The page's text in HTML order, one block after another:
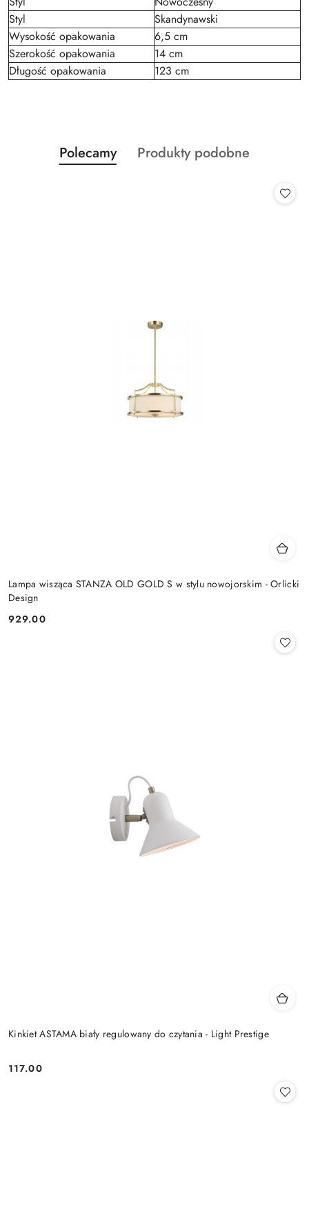
Styl
Skandynawski
Wysokość opakowania
6,5 cm
Szerokość opakowania
14 cm
Długość opakowania
123 cm
Pomiń karuzelę produktów
Produkty
o
Polecamy
Produkty
Produkty podobne
Lampa wisząca STANZA OLD GOLD S w stylu nowojorskim - Orlicki
Design
Cena:
929.00
Kinkiet ASTAMA biały regulowany do czytania - Light Prestige
Cena:
117.00